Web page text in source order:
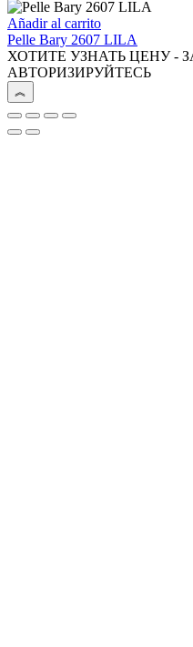
Añadir al carrito
Pelle Bary 2607 LILA
ХОТИТЕ УЗНАТЬ ЦЕНУ -
АВТОРИЗИРУЙТЕСЬ